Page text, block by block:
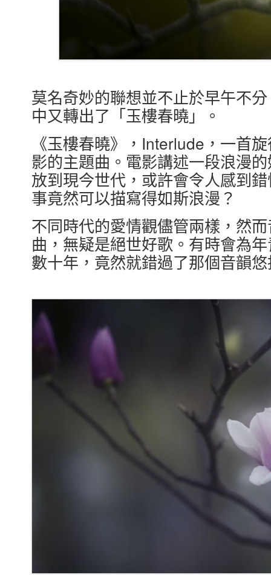
莫名奇妙的聯想並不止於早午不
中又轉出了「玉樓春曉」。
《玉樓春曉》，Interlude，一首
影的主題曲。電影講述一段浪漫
放到現今世代，或許會令人感到
事竟然可以描寫得如斯浪漫？
不同時代的愛情觀儘管兩樣，然
曲，無疑是絕世好歌。有時會為
數十年，竟然就錯過了那個音韻